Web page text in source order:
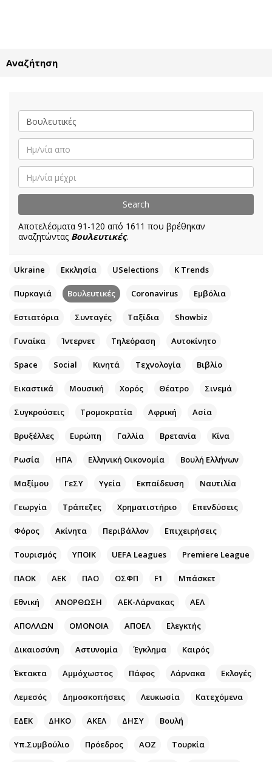
Κύπρος
Παιδεία
Υγεία
Πολιτική
Βουλευτικές 2026
Εκλογές 2024
Προεδρικές 2023
Διπλωματία
Κύπρος
Ελλάδα
Διεθνή
Οικονομική
Οικονομία
Real Estate
Αγορές
Money Review
AstroBank Properties
Ενέργεια
Ναυτιλία
Περιβάλλον
Κόσμος
Παράξενα
Θέατρο-Χορός
Μουσική
Χειρόγραφα
Αρθρογραφία
The Hill
Αγγελίες
Ενοικιάζονται
Πωλούνται
Θέσεις εργασίας
Κινητά-tablets
Social
Αφιερώματα
Πολιτική
Οικονομία
Αναδρομές
Πρόσωπα
Περιβάλλον
Γυναίκα
Showbiz
Έξοδος
Media
Podcasts
Uncut
Επιστολές
Αναζήτηση
Αποτελέσματα 91-120 από 1611 που βρέθηκαν
αναζητώντας Βουλευτικές.
Ukraine Εκκλησία USelections K Τrends
Πυρκαγιά Βουλευτικές Coronavirus Εμβόλια
Εστιατόρια Συνταγές Ταξίδια Showbiz
Γυναίκα Ίντερνετ Τηλεόραση Αυτοκίνητο
Space Social Κινητά Τεχνολογία Βιβλίο
Εικαστικά Μουσική Χορός Θέατρο Σινεμά
Συγκρούσεις Τρομοκρατία Αφρική Ασία
Βρυξέλλες Ευρώπη Γαλλία Βρετανία Κίνα
Ρωσία ΗΠΑ Ελληνική Οικονομία Βουλή Ελλήνων
Μαξίμου ΓεΣΥ Υγεία Εκπαίδευση Ναυτιλία
Γεωργία Τράπεζες Χρηματιστήριο Επενδύσεις
Φόρος Ακίνητα Περιβάλλον Επιχειρήσεις
Τουρισμός ΥΠΟΙΚ UEFA Leagues Premiere League
ΠΑΟΚ ΑΕΚ ΠΑΟ ΟΣΦΠ F1 Μπάσκετ
Εθνική ΑΝΟΡΘΩΣΗ ΑΕΚ-Λάρνακας ΑΕΛ
ΑΠΟΛΛΩΝ ΟΜΟΝΟΙΑ ΑΠΟΕΛ Ελεγκτής
Δικαιοσύνη Αστυνομία Έγκλημα Καιρός
Έκτακτα Αμμόχωστος Πάφος Λάρνακα Εκλογές
Λεμεσός Δημοσκοπήσεις Λευκωσία Κατεχόμενα
ΕΔΕΚ ΔΗΚΟ ΑΚΕΛ ΔΗΣΥ Βουλή
Υπ.Συμβούλιο Πρόεδρος ΑΟΖ Τουρκία